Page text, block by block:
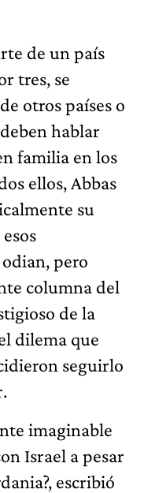
de un país
tres, se
otros países o
hablar
familia en los
ellos, Abbas
su
pero
columna del
de la
dilema que
seguirlo
imaginable
Israel a pesar
escribió